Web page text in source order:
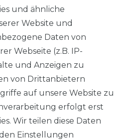
und ähnliche
Website und
Daten von
Webseite (z.B. IP-
und Anzeigen zu
von Drittanbietern
auf unsere Website zu
erfolgt erst
Wir teilen diese Daten
Einstellungen